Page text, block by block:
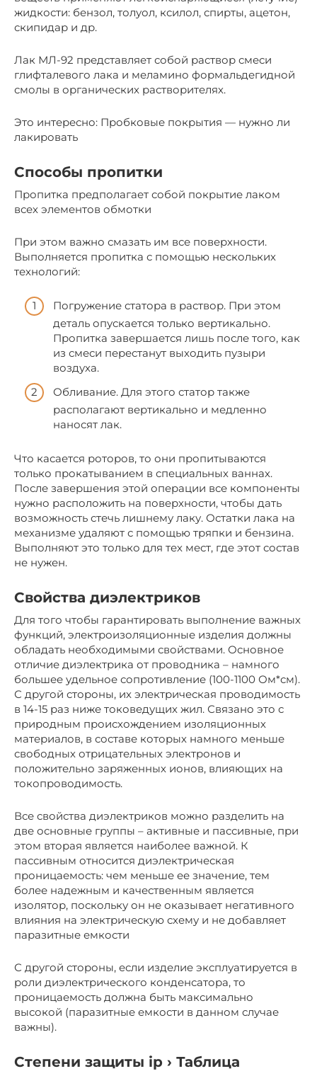
жидкости: бензол, толуол, ксилол, спирты, ацетон,
скипидар и др.
Лак МЛ-92 представляет собой раствор смеси
глифталевого лака и меламино формальдегидной
смолы в органических растворителях.
Это интересно: Пробковые покрытия — нужно ли
лакировать
Способы пропитки
Пропитка предполагает собой покрытие лаком
всех элементов обмотки
При этом важно смазать им все поверхности.
Выполняется пропитка с помощью нескольких
технологий:
Погружение статора в раствор. При этом
деталь опускается только вертикально.
Пропитка завершается лишь после того, как
из смеси перестанут выходить пузыри
воздуха.
Обливание. Для этого статор также
располагают вертикально и медленно
наносят лак.
Что касается роторов, то они пропитываются
только прокатыванием в специальных ваннах.
После завершения этой операции все компоненты
нужно расположить на поверхности, чтобы дать
возможность стечь лишнему лаку. Остатки лака на
механизме удаляют с помощью тряпки и бензина.
Выполняют это только для тех мест, где этот состав
не нужен.
Свойства диэлектриков
Для того чтобы гарантировать выполнение важных
функций, электроизоляционные изделия должны
обладать необходимыми свойствами. Основное
отличие диэлектрика от проводника – намного
большее удельное сопротивление (100-1100 Ом*см).
С другой стороны, их электрическая проводимость
в 14-15 раз ниже токоведущих жил. Связано это с
природным происхождением изоляционных
материалов, в составе которых намного меньше
свободных отрицательных электронов и
положительно заряженных ионов, влияющих на
токопроводимость.
Все свойства диэлектриков можно разделить на
две основные группы – активные и пассивные, при
этом вторая является наиболее важной. К
пассивным относится диэлектрическая
проницаемость: чем меньше ее значение, тем
более надежным и качественным является
изолятор, поскольку он не оказывает негативного
влияния на электрическую схему и не добавляет
паразитные емкости
С другой стороны, если изделие эксплуатируется в
роли диэлектрического конденсатора, то
проницаемость должна быть максимально
высокой (паразитные емкости в данном случае
важны).
Степени защиты ip › Таблица